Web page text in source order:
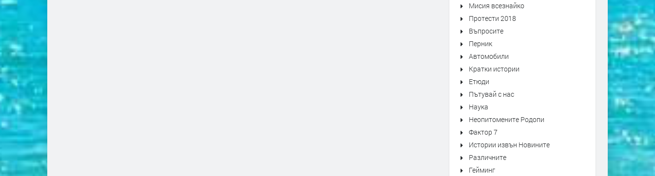
Мисия всезнайко
Протести 2018
Въпросите
Перник
Автомобили
Кратки истории
Етюди
Пътувай с нас
Наука
Неопитомените Родопи
Фактор 7
Истории извън Новините
Различните
Гейминг